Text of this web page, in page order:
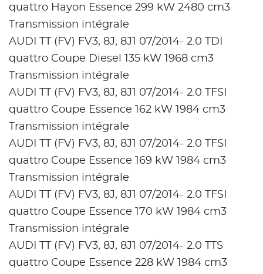
quattro Hayon Essence 299 kW 2480 cm3
Transmission intégrale
AUDI TT (FV) FV3, 8J, 8J1 07/2014- 2.0 TDI
quattro Coupe Diesel 135 kW 1968 cm3
Transmission intégrale
AUDI TT (FV) FV3, 8J, 8J1 07/2014- 2.0 TFSI
quattro Coupe Essence 162 kW 1984 cm3
Transmission intégrale
AUDI TT (FV) FV3, 8J, 8J1 07/2014- 2.0 TFSI
quattro Coupe Essence 169 kW 1984 cm3
Transmission intégrale
AUDI TT (FV) FV3, 8J, 8J1 07/2014- 2.0 TFSI
quattro Coupe Essence 170 kW 1984 cm3
Transmission intégrale
AUDI TT (FV) FV3, 8J, 8J1 07/2014- 2.0 TTS
quattro Coupe Essence 228 kW 1984 cm3